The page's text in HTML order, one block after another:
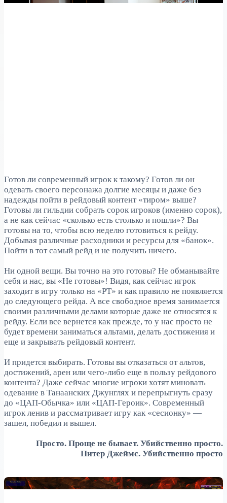
Готов ли современный игрок к такому? Готов ли он
одевать своего персонажа долгие месяцы и даже без
надежды пойти в рейдовый контент «тиром» выше?
Готовы ли гильдии собрать сорок игроков (именно сорок),
а не как сейчас «сколько есть столько и пошли»? Вы
готовы на то, чтобы всю неделю готовиться к рейду.
Добывая различные расходники и ресурсы для «банок».
Пойти в тот самый рейд и не получить ничего.
Ни одной вещи. Вы точно на это готовы? Не обманывайте
себя и нас, вы «Не готовы»! Видя, как сейчас игрок
заходит в игру только на «РТ» и как правило не появляется
до следующего рейда. А все свободное время занимается
своими различными делами которые даже не относятся к
рейду. Если все вернется как прежде, то у нас просто не
будет времени заниматься альтами, делать достижения и
еще и закрывать рейдовый контент.
И придется выбирать. Готовы вы отказаться от альтов,
достижений, арен или чего-либо еще в пользу рейдового
контента? Даже сейчас многие игроки хотят миновать
одевание в Танаанских Джунглях и перепрыгнуть сразу
до «ЦАП-Обычка» или «ЦАП-Героик». Современный
игрок ленив и рассматривает игру как «сесионку» —
зашел, победил и вышел.
Просто. Проще не бывает. Убийственно просто.
Питер Джеймс. Убийственно просто